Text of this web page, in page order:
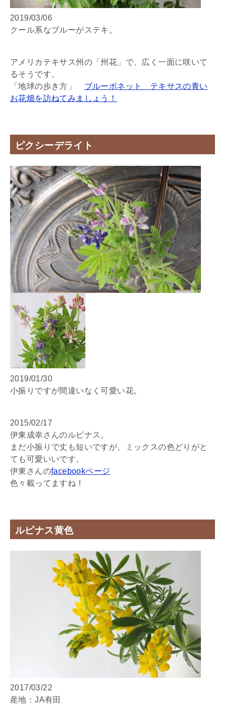
2019/03/06
クール系なブルーがステキ。
アメリカテキサス州の「州花」で、広く一面に咲いて
るそうです。
「地球の歩き方」 ブルーボネット テキサスの青い
お花畑を訪ねてみましょう！
ピクシーデライト
2019/01/30
小振りですが間違いなく可愛い花。
2015/02/17
伊東成幸さんのルピナス。
まだ小振りで丈も短いですが、ミックスの色どりがと
ても可愛いいです。
伊東さんのfacebookページ
色々載ってますね！
ルピナス黄色
2017/03/22
産地：JA有田